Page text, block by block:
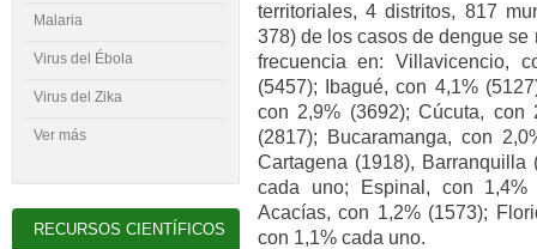
territoriales, 4 distritos, 817
378) de los casos de dengue
frecuencia en: Villavicencio,
(5457); Ibagué, con 4,1%
con 2,9% (3692); Cúcuta, con
(2817); Bucaramanga, con
Cartagena (1918),
cada uno; Espinal, con
Acacías, con 1,2% (1573);
con 1,1% cada uno.
Malaria
Virus del Ébola
Virus del Zika
Ver más
RECURSOS CIENTÍFICOS